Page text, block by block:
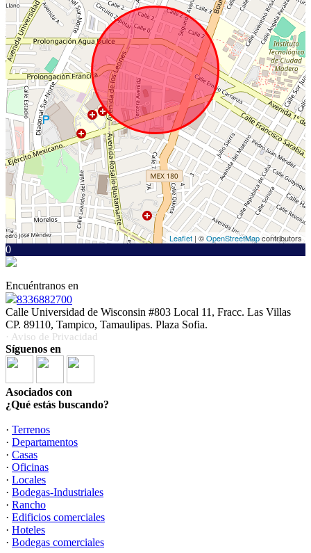
Leaflet | ©OpenStreetMapcontributors
0
Encuéntranos en
8336882700
Calle Universidad de Wisconsin #803 Local 11, Fracc. Las Villas
CP. 89110, Tampico, Tamaulipas. Plaza Sofia.
· Aviso de Privacidad
Síguenos en
Asociados con
¿Qué estás buscando?
· Terrenos
· Departamentos
· Casas
· Oficinas
· Locales
· Bodegas-Industriales
· Rancho
· Edificios comerciales
· Hoteles
· Bodegas comerciales